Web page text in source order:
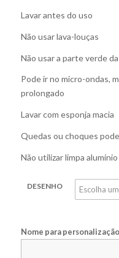
Lavar antes do uso
Não usar lava-louças
Não usar a parte verde
Pode ir no micro-ondas,
prolongado
Lavar com esponja macia
Quedas ou choques
Não utilizar limpa
DESENHO
Nome para personalização